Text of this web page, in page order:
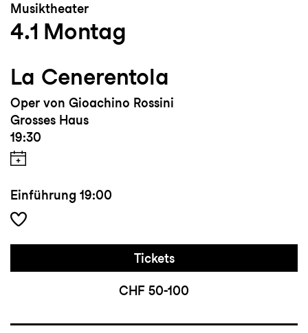
Musiktheater
4.1 Montag
La Cenerentola
Oper von Gioachino Rossini
Grosses Haus
19:30
Einführung 19:00
Tickets
CHF 50-100